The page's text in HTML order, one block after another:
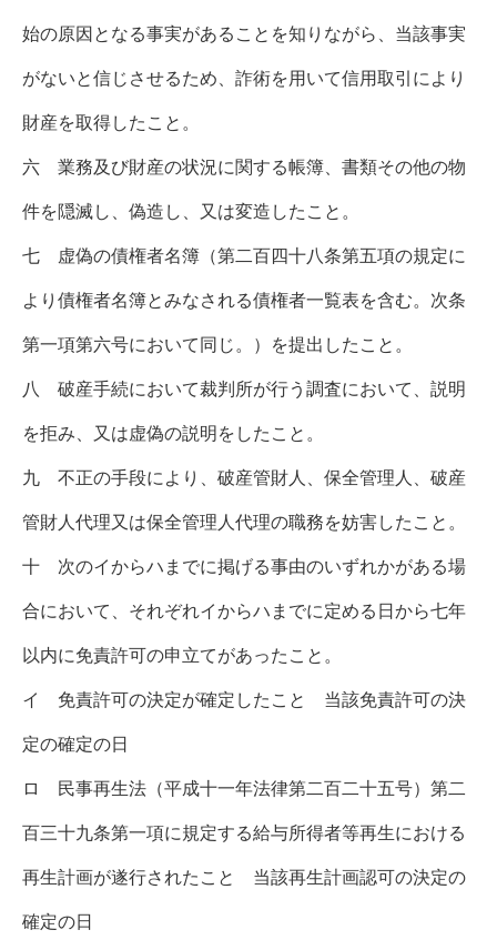
始の原因となる事実があることを知りながら、当該事実
がないと信じさせるため、詐術を用いて信用取引により
財産を取得したこと。
六 業務及び財産の状況に関する帳簿、書類その他の物
件を隠滅し、偽造し、又は変造したこと。
七 虚偽の債権者名簿（第二百四十八条第五項の規定に
より債権者名簿とみなされる債権者一覧表を含む。次条
第一項第六号において同じ。）を提出したこと。
八 破産手続において裁判所が行う調査において、説明
を拒み、又は虚偽の説明をしたこと。
九 不正の手段により、破産管財人、保全管理人、破産
管財人代理又は保全管理人代理の職務を妨害したこと。
十 次のイからハまでに掲げる事由のいずれかがある場
合において、それぞれイからハまでに定める日から七年
以内に免責許可の申立てがあったこと。
イ 免責許可の決定が確定したこと 当該免責許可の決
定の確定の日
ロ 民事再生法（平成十一年法律第二百二十五号）第二
百三十九条第一項に規定する給与所得者等再生における
再生計画が遂行されたこと 当該再生計画認可の決定の
確定の日